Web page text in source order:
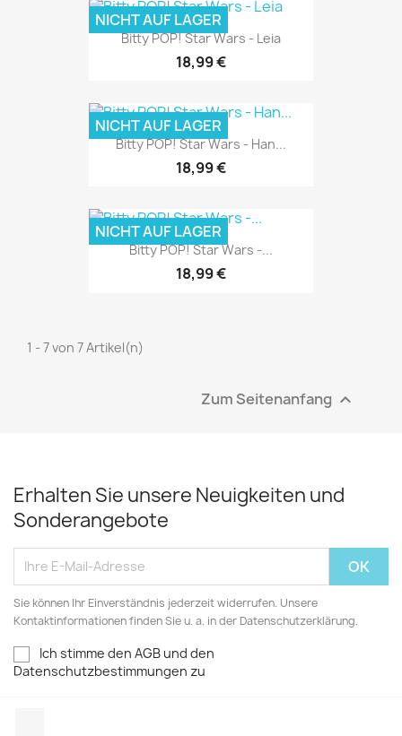
Bitty POP! Star Wars - Leia
18,99 €
NICHT AUF LAGER
Bitty POP! Star Wars - Han...
18,99 €
NICHT AUF LAGER
Bitty POP! Star Wars -...
18,99 €
NICHT AUF LAGER
1 - 7 von 7 Artikel(n)
Zum Seitenanfang 
Erhalten Sie unsere Neuigkeiten und
Sonderangebote
Sie können Ihr Einverständnis jederzeit widerrufen. Unsere
Kontaktinformationen finden Sie u. a. in der Datenschutzerklärung.
Ich stimme den AGB und den
Datenschutzbestimmungen zu